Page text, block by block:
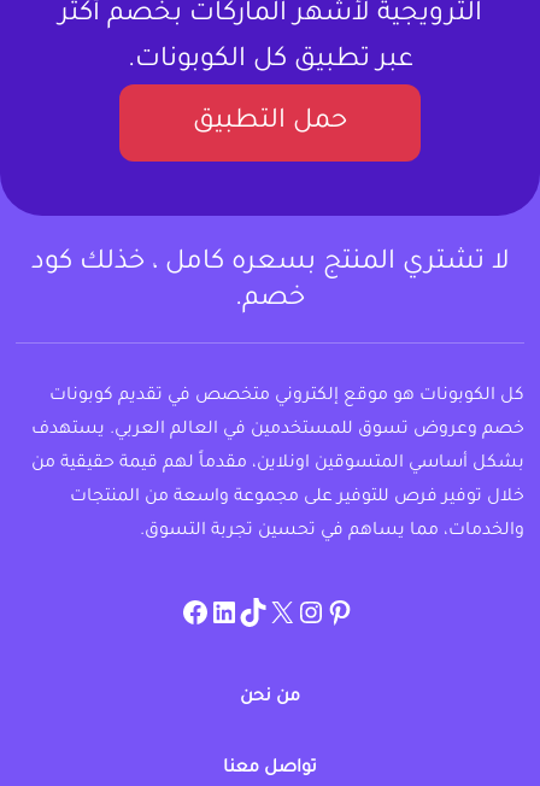
الترويجية لأشهر الماركات بخصم أكثر
عبر تطبيق كل الكوبونات.
حمل التطبيق
لا تشتري المنتج بسعره كامل ، خذلك كود
خصم.
كل الكوبونات هو موقع إلكتروني متخصص في تقديم كوبونات
خصم وعروض تسوق للمستخدمين في العالم العربي. يستهدف
بشكل أساسي المتسوقين اونلاين، مقدماً لهم قيمة حقيقية من
خلال توفير فرص للتوفير على مجموعة واسعة من المنتجات
والخدمات، مما يساهم في تحسين تجربة التسوق.
pinterest
allcouponat
twitter
TikTok
linkedin
facebook
من نحن
تواصل معنا